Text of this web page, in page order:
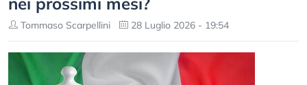
Tommaso Scarpellini 28 Luglio 2026 - 19:54